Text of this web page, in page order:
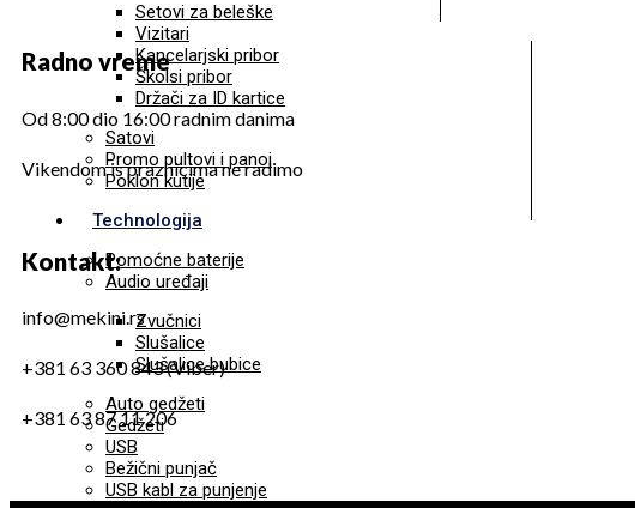
Setovi za beleške
Vizitari
Kancelarjski pribor
Školsi pribor
Držači za ID kartice
Satovi
Promo pultovi i panoi
Poklon kutije
Technologija
Pomoćne baterije
Audio uređaji
Zvučnici
Slušalice
Slušalice bubice
Auto gedžeti
Gedžeti
USB
Bežični punjač
USB kabl za punjenje
Radno vreme
Od 8:00 dio 16:00 radnim danima
Vikendom is praznicima ne radimo
Kontakt:
info@mekini.rs
+381 63 360 843 (Viber)
+381 63 87 11 206